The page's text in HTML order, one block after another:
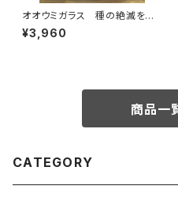
オオウミガラス 種の絶滅をめ
ぐる物語
¥3,960
商品一
CATEGORY